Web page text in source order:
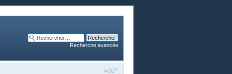
Recherche avancée